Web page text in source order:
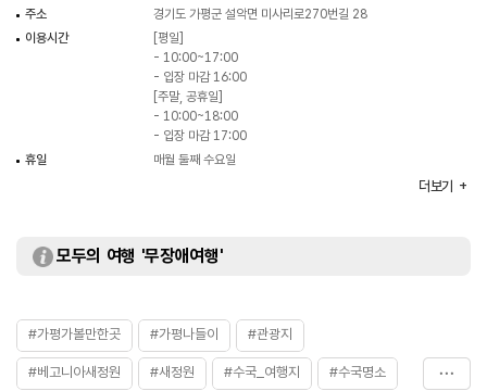
주소
경기도 가평군 설악면 미사리로270번길 28
이용시간
[평일]
- 10:00~17:00
- 입장 마감 16:00
[주말, 공휴일]
- 10:00~18:00
- 입장 마감 17:00
휴일
매월 둘째 수요일
체험가능 연령
만 6세 이상 (단, 만 6세 이하는 부모님 동반하에 체험 가능)
입장료
- 대인(만 13세~성인) 30,000원
- 소인(36개월 이상~만 12세) 21,000원
※ 영유아(36개월 미만) 무료 / 자세한 요금 정보와 시즌
할인가는 홈페이지 참조
더보기
모두의 여행 '무장애여행'
#가평가볼만한곳 #가평나들이 #관광지
#베고니아새정원 #새정원 #수국_여행지 #수국명소